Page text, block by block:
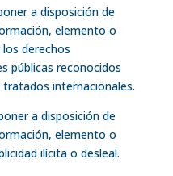
a disposición de
elemento o
derechos
públicas reconocidos
internacionales.
a disposición de
elemento o
ilícita o desleal.